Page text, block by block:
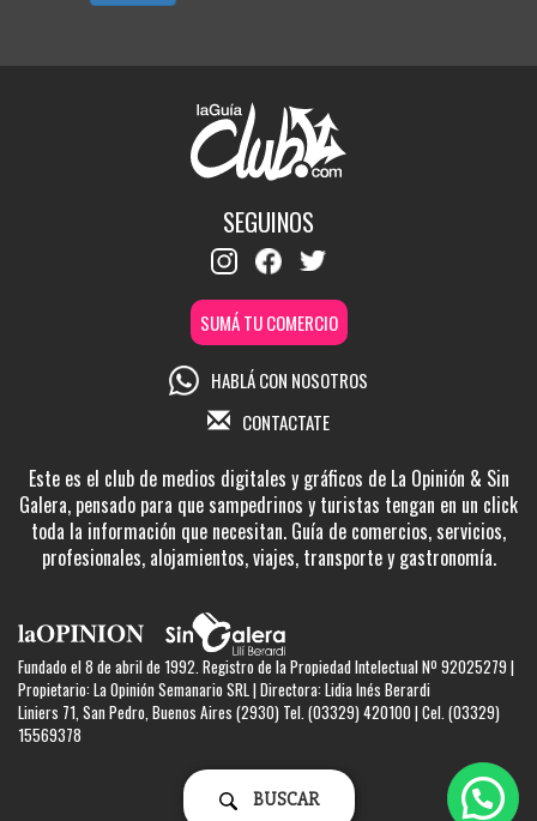
SEGUINOS
SUMÁ TU COMERCIO
HABLÁ CON NOSOTROS
CONTACTATE
Este es el club de medios digitales y gráficos de La Opinión & Sin
Galera, pensado para que sampedrinos y turistas tengan en un click
toda la información que necesitan. Guía de comercios, servicios,
profesionales, alojamientos, viajes, transporte y gastronomía.
Fundado el 8 de abril de 1992. Registro de la Propiedad Intelectual Nº 92025279 |
Propietario: La Opinión Semanario SRL | Directora: Lidia Inés Berardi
Liniers 71, San Pedro, Buenos Aires (2930) Tel. (03329) 420100 | Cel. (03329)
15569378
BUSCAR